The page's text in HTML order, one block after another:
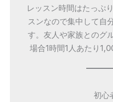
レッスン時間はたっぷ
スンなので集中して自
す。友人や家族とのグ
場合1時間1人あたり
初心